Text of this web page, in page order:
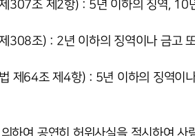
307조 제2항) : 5년 이하의 징역, 10
308조) : 2년 이하의 징역이나 금고
제64조 제4항) : 5년 이하의 징역이
하여 공연히 허위사실을 적시하여